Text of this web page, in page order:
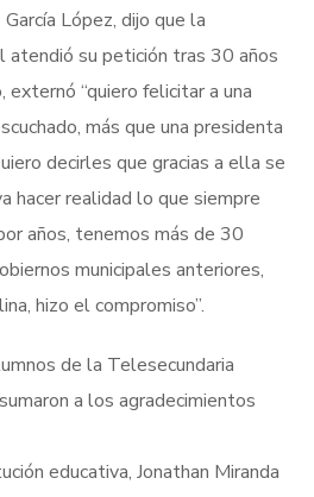
López, dijo que la
atendió su petición tras 30 años
externó “quiero felicitar a una
más que una presidenta
decirles que gracias a ella se
hacer realidad lo que siempre
años, tenemos más de 30
municipales anteriores,
hizo el compromiso”.
de la Telesecundaria
a los agradecimientos
educativa, Jonathan Miranda